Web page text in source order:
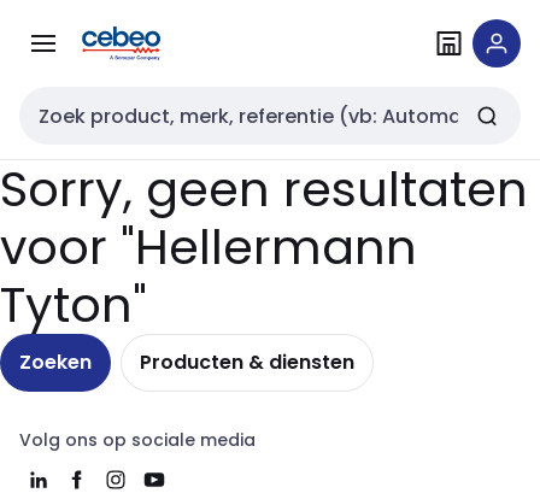
naar
naar
Zoekveld invoer
Sorry, geen resultaten
voor "Hellermann
Tyton"
Zoeken Producten & diensten
Volg ons op sociale media